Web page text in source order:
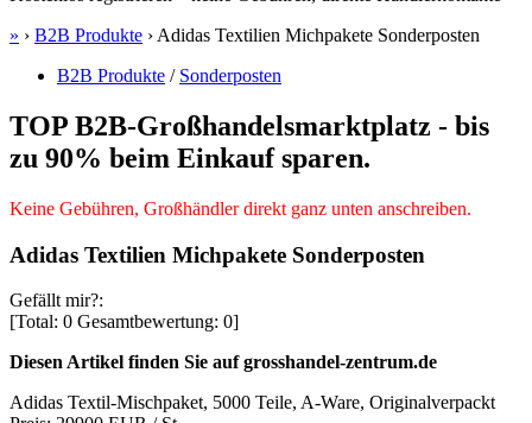
» › B2B Produkte › Adidas Textilien Michpakete Sonderposten
B2B Produkte / Sonderposten
TOP B2B-Großhandelsmarktplatz - bis
zu 90% beim Einkauf sparen.
Keine Gebühren, Großhändler direkt ganz unten anschreiben.
Adidas Textilien Michpakete Sonderposten
Gefällt mir?:
[Total: 0 Gesamtbewertung: 0]
Diesen Artikel finden Sie auf grosshandel-zentrum.de
Adidas Textil-Mischpaket, 5000 Teile, A-Ware, Originalverpackt